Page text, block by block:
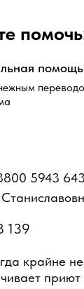
крайне
помощь
5943
139